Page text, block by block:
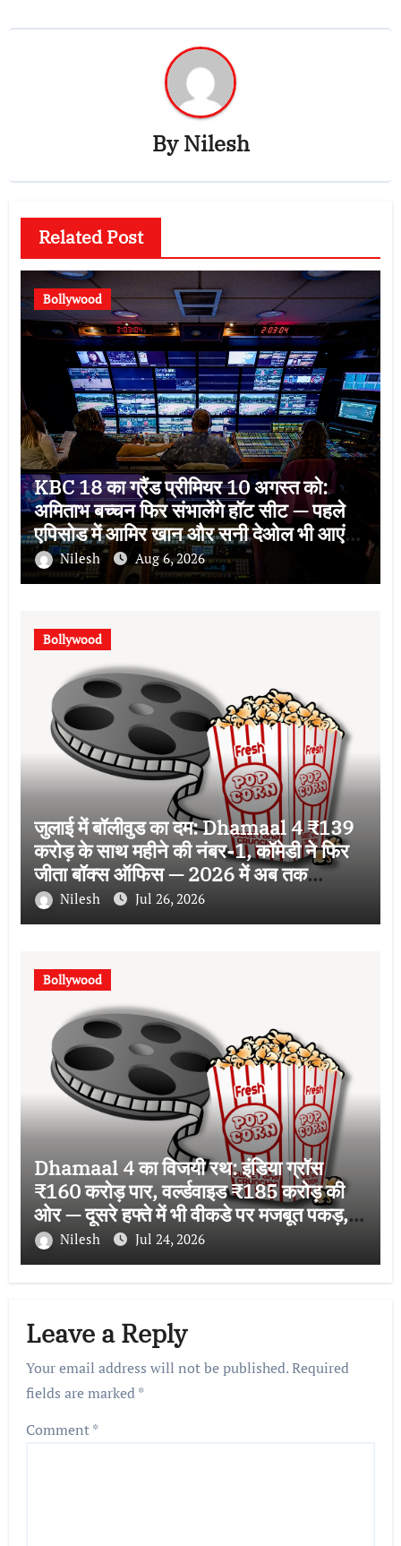
ByNilesh
Related Post
Bollywood
KBC 18 का ग्रैंड प्रीमियर 10 अगस्त को:
अमिताभ बच्चन फिर संभालेंगे हॉट सीट — पहले
एपिसोड में आमिर खान और सनी देओल भी आएंगे,
इस बार थीम ‘सोचना पड़ेगा’
Nilesh Aug 6, 2026
Bollywood
जुलाई में बॉलीवुड का दम: Dhamaal 4 ₹139
करोड़ के साथ महीने की नंबर-1, कॉमेडी ने फिर
जीता बॉक्स ऑफिस — 2026 में अब तक
₹2,640 करोड़ का कलेक्शन
Nilesh Jul 26, 2026
Bollywood
Dhamaal 4 का विजयी रथ: इंडिया ग्रॉस
₹160 करोड़ पार, वर्ल्डवाइड ₹185 करोड़ की
ओर — दूसरे हफ्ते में भी वीकडे पर मजबूत पकड़,
बनी फ्रेंचाइजी की सबसे बड़ी हिट
Nilesh Jul 24, 2026
Leave a Reply
Your email address will not be published.Required
fields are marked*
Comment*